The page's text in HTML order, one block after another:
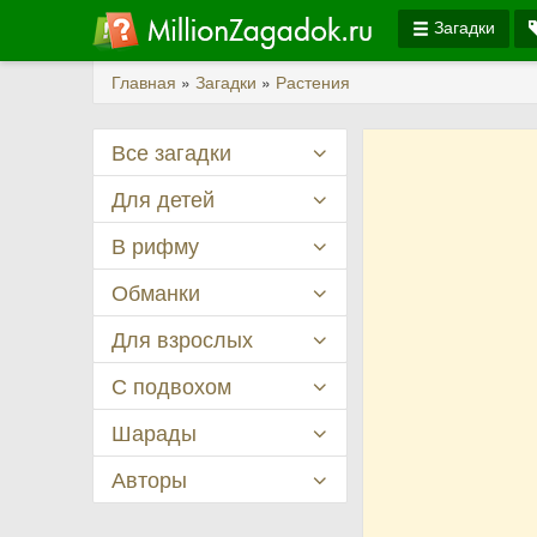
Загадки
Главная » Загадки » Растения
Все загадки
Для детей
В рифму
Обманки
Для взрослых
С подвохом
Шарады
Авторы